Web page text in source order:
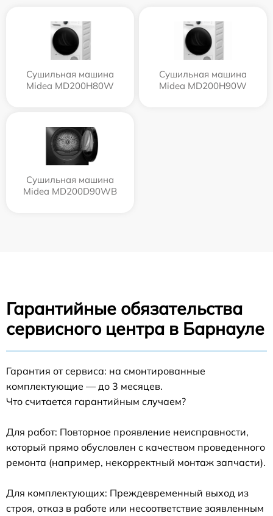
Сушильная машина
Midea MD200H80W
Сушильная машина
Midea MD200H90W
Сушильная машина
Midea MD200D90WB
Гарантийные обязательства
сервисного центра в Барнауле
Гарантия от сервиса: на смонтированные
комплектующие — до 3 месяцев.
Что считается гарантийным случаем?
Для работ: Повторное проявление неисправности,
который прямо обусловлен с качеством проведенного
ремонта (например, некорректный монтаж запчасти).
Для комплектующих: Преждевременный выход из
строя, отказ в работе или несоответствие заявленным